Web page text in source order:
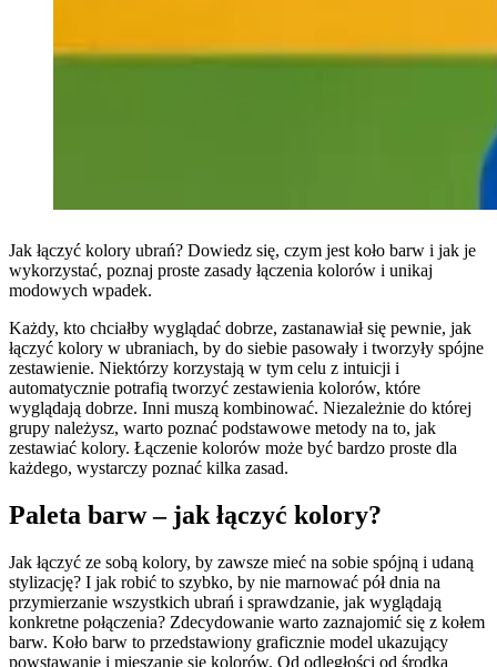
Jak łączyć kolory ubrań? Dowiedz się, czym jest koło barw i jak je
wykorzystać, poznaj proste zasady łączenia kolorów i unikaj
modowych wpadek.
Każdy, kto chciałby wyglądać dobrze, zastanawiał się pewnie, jak
łączyć kolory w ubraniach, by do siebie pasowały i tworzyły spójne
zestawienie. Niektórzy korzystają w tym celu z intuicji i
automatycznie potrafią tworzyć zestawienia kolorów, które
wyglądają dobrze. Inni muszą kombinować. Niezależnie do której
grupy należysz, warto poznać podstawowe metody na to, jak
zestawiać kolory. Łączenie kolorów może być bardzo proste dla
każdego, wystarczy poznać kilka zasad.
Paleta barw – jak łączyć kolory?
Jak łączyć ze sobą kolory, by zawsze mieć na sobie spójną i udaną
stylizację? I jak robić to szybko, by nie marnować pół dnia na
przymierzanie wszystkich ubrań i sprawdzanie, jak wyglądają
konkretne połączenia? Zdecydowanie warto zaznajomić się z kołem
barw. Koło barw to przedstawiony graficznie model ukazujący
powstawanie i mieszanie się kolorów. Od odległości od środka